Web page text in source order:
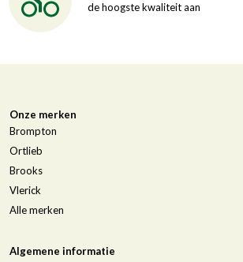
de hoogste kwaliteit aan
Onze merken
Brompton
Ortlieb
Brooks
Vlerick
Alle merken
Algemene informatie